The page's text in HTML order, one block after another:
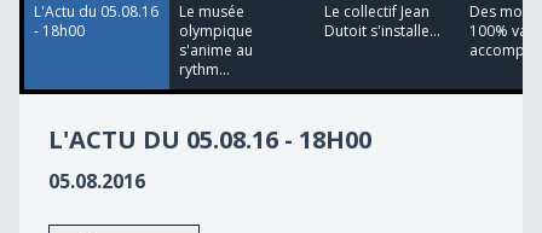
L'Actu du 05.08.16
- 18h00
Le musée
olympique
s'anime au
rythm...
Le collectif Jean
Dutoit s'installe...
Des
100%
accomp...
L'ACTU DU 05.08.16 - 18H00
05.08.2016